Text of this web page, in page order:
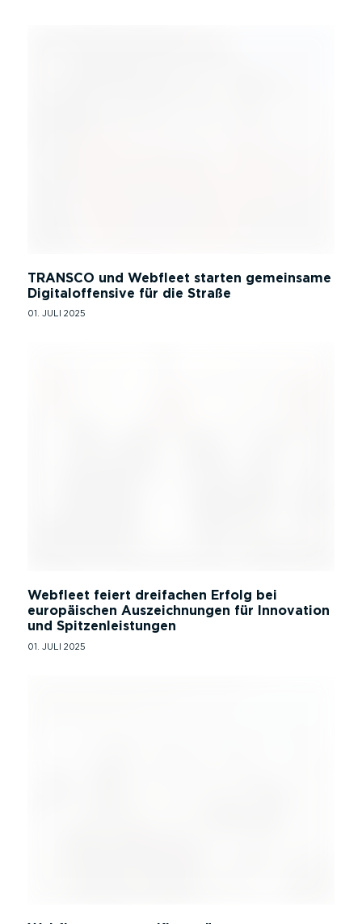
TRANSCO und Webfleet starten gemeinsame
Digitaloffensive für die Straße
01. JULI 2025
Webfleet feiert dreifachen Erfolg bei
europäi­schen Auszeich­nungen für Innovation
und Spitzen­leis­tungen
01. JULI 2025